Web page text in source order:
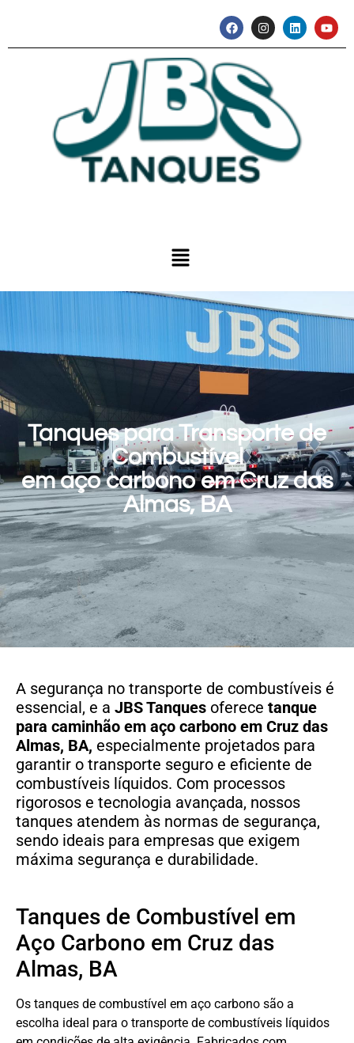
Tanques para Transporte de
Combustível
em aço carbono em Cruz das
Almas, BA
A segurança no transporte de combustíveis é
essencial, e a JBS Tanques oferece tanque
para caminhão em aço carbono em Cruz das
Almas, BA, especialmente projetados para
garantir o transporte seguro e eficiente de
combustíveis líquidos. Com processos
rigorosos e tecnologia avançada, nossos
tanques atendem às normas de segurança,
sendo ideais para empresas que exigem
máxima segurança e durabilidade.
Tanques de Combustível em
Aço Carbono em Cruz das
Almas, BA
Os tanques de combustível em aço carbono são a
escolha ideal para o transporte de combustíveis líquidos